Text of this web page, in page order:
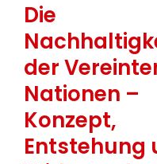
Die
der
Nationen –
Konzept,
Entstehung